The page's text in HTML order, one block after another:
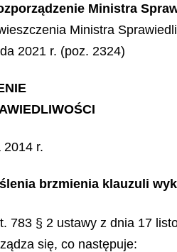
Ministra
Ministra
2021 r. (poz. 2324)
2014 r.
brzmienia klauzuli
783 § 2 ustawy z dnia 17
się, co następuje: